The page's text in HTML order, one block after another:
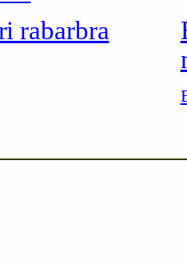
rabarbra